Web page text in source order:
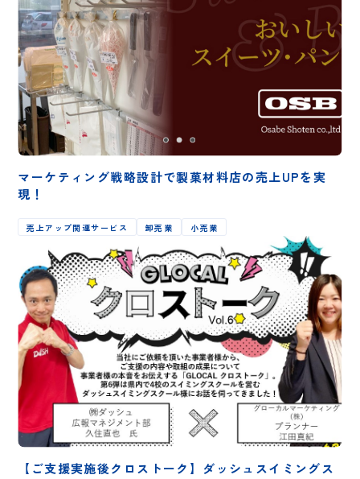
マーケティング戦略設計で製菓材料店の売上UPを実
現！
売上アップ関連サービス 卸売業 小売業
【ご支援実施後クロストーク】ダッシュスイミングス